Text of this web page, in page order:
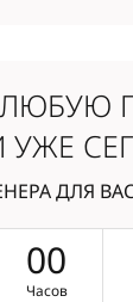
ДЛЯ
00
Часов